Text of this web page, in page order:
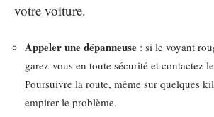
votre voiture.
Appeler une dépanneuse : si le voyant
garez-vous en toute sécurité et contactez
Poursuivre la route, même sur quelques
empirer le problème.